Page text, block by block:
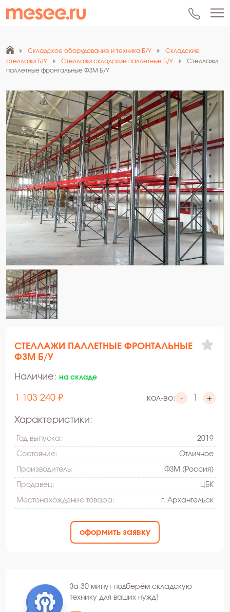
Складское оборудование и техника Б/У
Складские
стеллажи Б/У
Стеллажи складские паллетные Б/У
Стеллажи
паллетные фронтальные ФЗМ Б/У
СТЕЛЛАЖИ ПАЛЛЕТНЫЕ ФРОНТАЛЬНЫЕ
ФЗМ Б/У
Наличие: на складе
1 103 240 ₽ кол-во: - +
Характеристики:
Год выпуска: 2019
Состояние: Oтличное
Производитель: ФЗМ (Россия)
Продавец: ЦБК
Местонахождение товара: г. Архангельск
оформить заявку
За 30 минут подберём складскую
технику для ваших нужд!